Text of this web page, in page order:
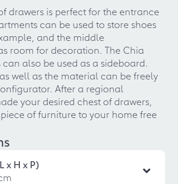
drawers is perfect for the entrance
can be used to store shoes
and the middle
room for decoration. The Chia
also be used as a sideboard.
well as the material can be freely
After a regional
your desired chest of drawers,
of furniture to your home free
x H x P)